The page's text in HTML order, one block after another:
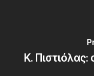
Κ. Πιστιόλας: